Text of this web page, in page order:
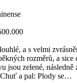
a s velmi
rozměrů, a sice
jsou zelené, následně
a pal: Plody se…